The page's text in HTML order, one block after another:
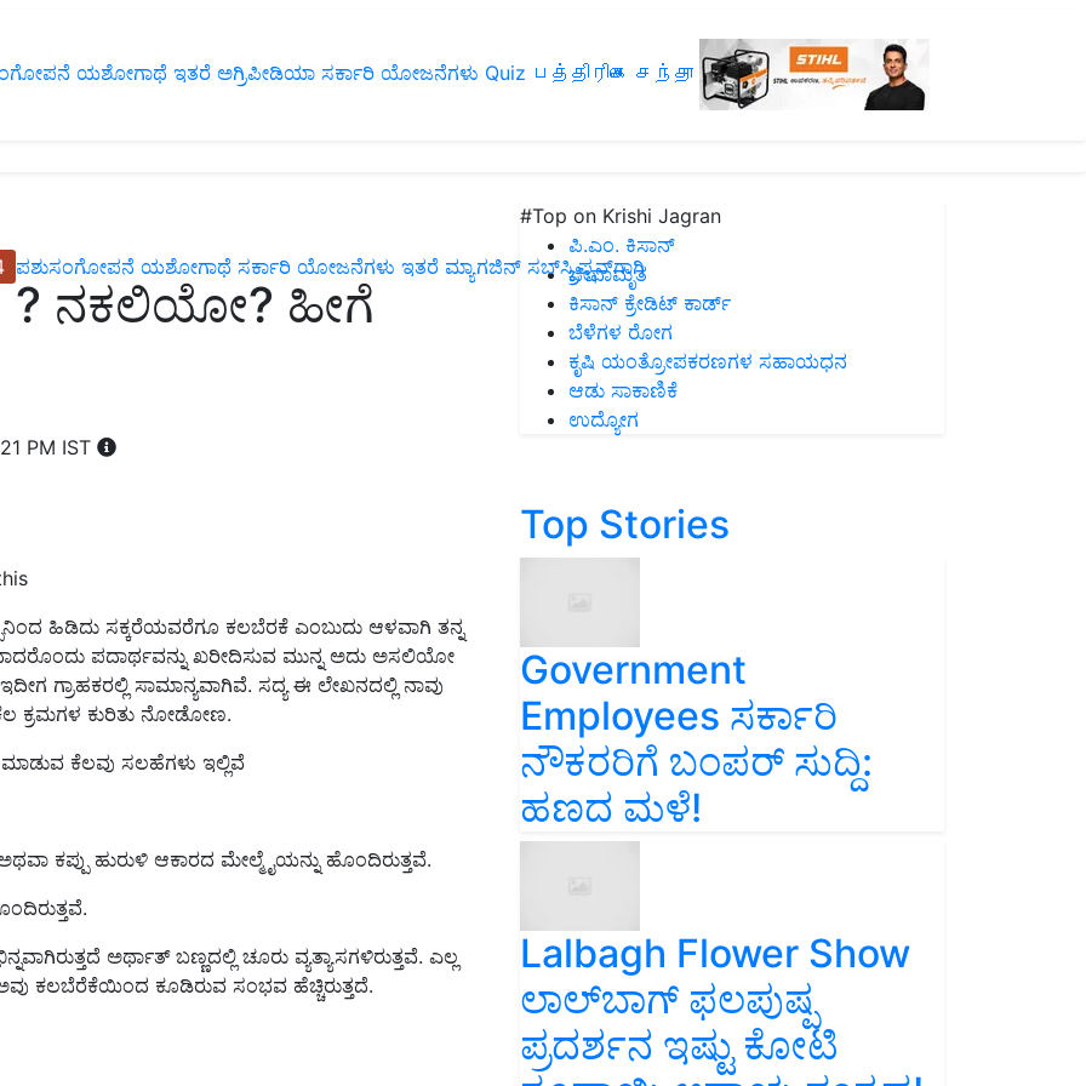
ಯಶೋಗಾಥೆ ಇತರೆ ಅಗ್ರಿಪೀಡಿಯಾ ಸರ್ಕಾರಿ ಯೋಜನೆಗಳು Quiz பத்திரிகை சந்தா
ಪಶುಸಂಗೋಪನೆ ಯಶೋಗಾಥೆ ಸರ್ಕಾರಿ ಯೋಜನೆಗಳು ಇತರೆ ಮ್ಯಾಗಜಿನ್‌ ಸಬ್‌ಸ್ಕ್ರಿಪ್ಷನ್‌ಗಾಗಿ
ನಕಲಿಯೋ? ಹೀಗೆ
PM IST
ಹಿಡಿದು ಸಕ್ಕರೆಯವರೆಗೂ ಕಲಬೆರಕೆ ಎಂಬುದು ಆಳವಾಗಿ ತನ್ನ
ಪದಾರ್ಥವನ್ನು ಖರೀದಿಸುವ ಮುನ್ನ ಅದು ಅಸಲಿಯೋ
ಸಾಮಾನ್ಯವಾಗಿವೆ. ಸದ್ಯ ಈ ಲೇಖನದಲ್ಲಿ ನಾವು
ಕ್ರಮಗಳ ಕುರಿತು ನೋಡೋಣ.
ಕೆಲವು ಸಲಹೆಗಳು ಇಲ್ಲಿವೆ
ಕಪ್ಪು ಹುರುಳಿ ಆಕಾರದ ಮೇಲ್ಮೈಯನ್ನು ಹೊಂದಿರುತ್ತವೆ.
ಅರ್ಥಾತ್‌ ಬಣ್ಣದಲ್ಲಿ ಚೂರು ವ್ಯತ್ಯಾಸಗಳಿರುತ್ತವೆ. ಎಲ್ಲ
ಕಲಬೆರೆಕೆಯಿಂದ ಕೂಡಿರುವ ಸಂಭವ ಹೆಚ್ಚಿರುತ್ತದೆ.
#Top on Krishi Jagran
ಪಿ.ಎಂ. ಕಿಸಾನ್
ಜೀವಾಮೃತ
ಕಿಸಾನ್ ಕ್ರೇಡಿಟ್ ಕಾರ್ಡ್
ಬೆಳೆಗಳ ರೋಗ
ಕೃಷಿ ಯಂತ್ರೋಪಕರಣಗಳ ಸಹಾಯಧನ
ಆಡು ಸಾಕಾಣಿಕೆ
ಉದ್ಯೋಗ
Top Stories
Government
Employees ಸರ್ಕಾರಿ
ನೌಕರರಿಗೆ ಬಂಪರ್‌ ಸುದ್ದಿ:
ಹಣದ ಮಳೆ!
Lalbagh Flower Show
ಲಾಲ್‌ಬಾಗ್ ಫಲಪುಷ್ಪ
ಪ್ರದರ್ಶನ ಇಷ್ಟು ಕೋಟಿ